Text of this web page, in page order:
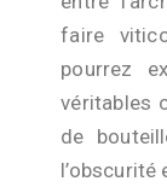
faire
pourrez
véritables
de
l’obscurité